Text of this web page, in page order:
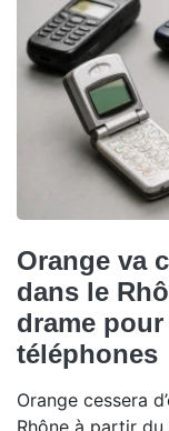
Orange va
dans le
drame
téléphones
Orange cessera
Rhône à partir